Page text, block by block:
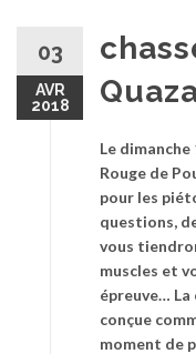
03
AVR
2018
Le
Rouge de
pour les
questions,
vous
muscles et
épreuve… La
conçue
moment de